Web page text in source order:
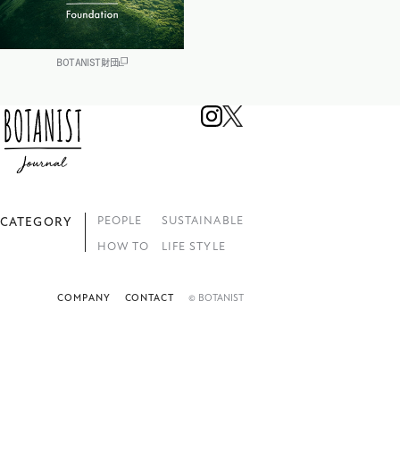
BOTANIST財団
CATEGORY PEOPLE
SUSTAINABLE
HOW TO
LIFE STYLE
COMPANY CONTACT © BOTANIST